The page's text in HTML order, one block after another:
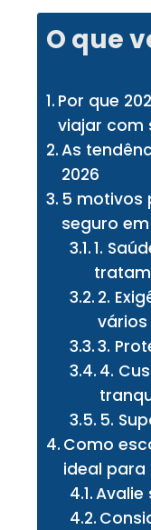
O que
Por que
viajar com
As
2026
5 motivos
seguro em
1.
2.
3.
4.
5.
Como
ideal para
Avalie